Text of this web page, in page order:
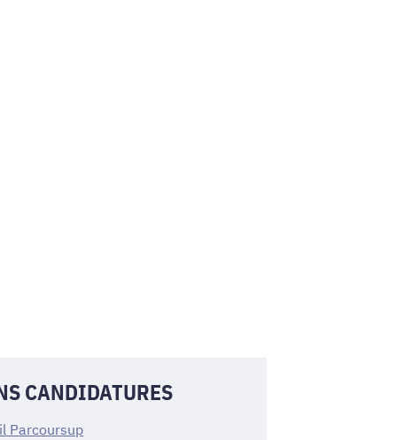
CANDIDATURES
Parcoursup